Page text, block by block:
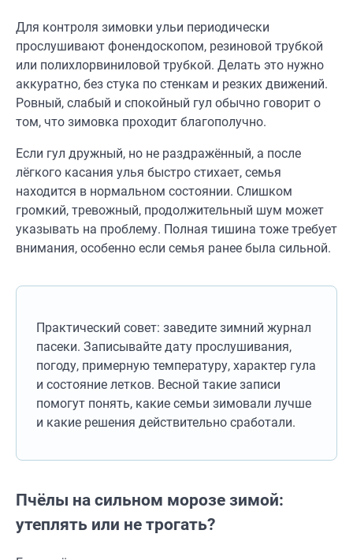
Для контроля зимовки ульи периодически
прослушивают фонендоскопом, резиновой трубкой
или полихлорвиниловой трубкой. Делать это нужно
аккуратно, без стука по стенкам и резких движений.
Ровный, слабый и спокойный гул обычно говорит о
том, что зимовка проходит благополучно.
Если гул дружный, но не раздражённый, а после
лёгкого касания улья быстро стихает, семья
находится в нормальном состоянии. Слишком
громкий, тревожный, продолжительный шум может
указывать на проблему. Полная тишина тоже требует
внимания, особенно если семья ранее была сильной.
Практический совет: заведите зимний журнал
пасеки. Записывайте дату прослушивания,
погоду, примерную температуру, характер гула
и состояние летков. Весной такие записи
помогут понять, какие семьи зимовали лучше
и какие решения действительно сработали.
Пчёлы на сильном морозе зимой:
утеплять или не трогать?